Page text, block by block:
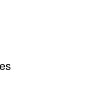
rok,
Spiskiej z